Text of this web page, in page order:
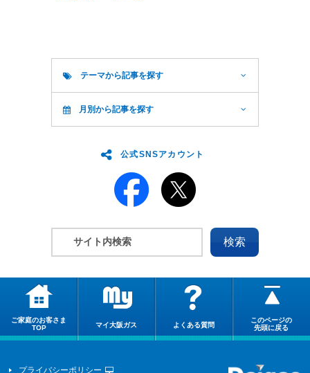
テーマから記事を探す
月別から記事を探す
公式SNSアカウント
ご家庭のお客さま
TOP
マイ大阪ガス よくある質問
このページの
先頭に戻る
プライバシーポリシー